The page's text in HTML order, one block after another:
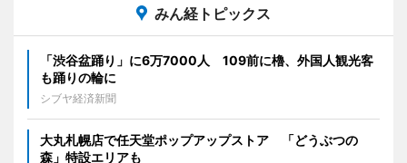
みん経トピックス
「渋谷盆踊り」に6万7000人 109前に櫓、外国人観光客
も踊りの輪に
シブヤ経済新聞
大丸札幌店で任天堂ポップアップストア 「どうぶつの
森」特設エリアも